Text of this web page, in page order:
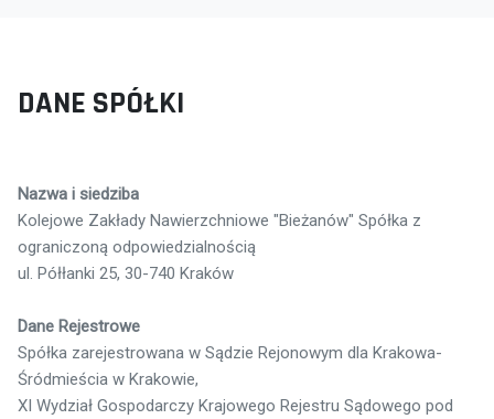
DANE SPÓŁKI
Nazwa i siedziba
Kolejowe Zakłady Nawierzchniowe "Bieżanów" Spółka z
ograniczoną odpowiedzialnością
ul. Półłanki 25, 30-740 Kraków
Dane Rejestrowe
Spółka zarejestrowana w Sądzie Rejonowym dla Krakowa-
Śródmieścia w Krakowie,
XI Wydział Gospodarczy Krajowego Rejestru Sądowego pod